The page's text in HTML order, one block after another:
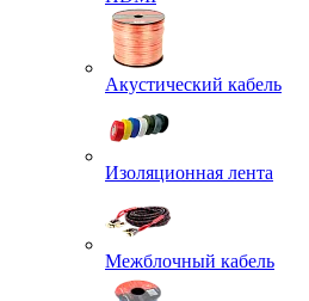
Акустический кабель
Изоляционная лента
Межблочный кабель